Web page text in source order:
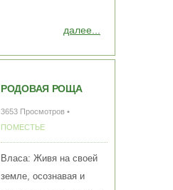
далее...
РОДОВАЯ РОЩА
3653 Просмотров •
ПОМЕСТЬЕ
Власа: Живя на своей
земле, осознавая и